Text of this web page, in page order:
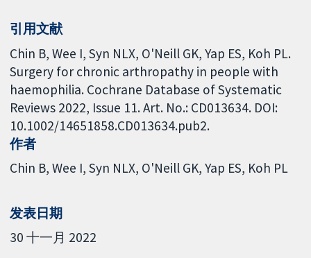
引用文献
Chin B, Wee I, Syn NLX, O'Neill GK, Yap ES, Koh PL.
Surgery for chronic arthropathy in people with
haemophilia. Cochrane Database of Systematic
Reviews 2022, Issue 11. Art. No.: CD013634. DOI:
10.1002/14651858.CD013634.pub2.
作者
Chin B Wee I Syn NLX O'Neill GK Yap ES Koh PL
发表日期
30 十一月 2022